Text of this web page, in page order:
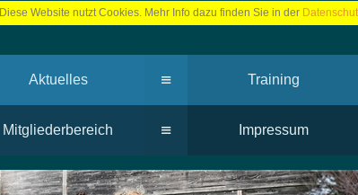
Diese Website nutzt Cookies. Mehr Info dazu finden Sie in der
Aktuelles ≡ Training
Mitgliederbereich ≡ Impressum